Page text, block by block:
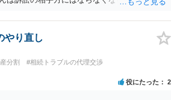
得し、コピーを答弁書に添えて裁判所に提出
ついて 請求棄却を求める答弁書を提出すれ
る必要がありません。その日は差支え（用事
記載で十分です。 質問３について 弁護士で
の提出の必要は無いと思います。郵送（期
十分です。 詳細は、書面記載の裁判所書記官
。 以上、ご参考まで。
やり直し
分割
#相続トラブルの代理交渉
役にたった 2